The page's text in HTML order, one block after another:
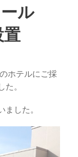
ル
ホテルにご採
た。
ました。